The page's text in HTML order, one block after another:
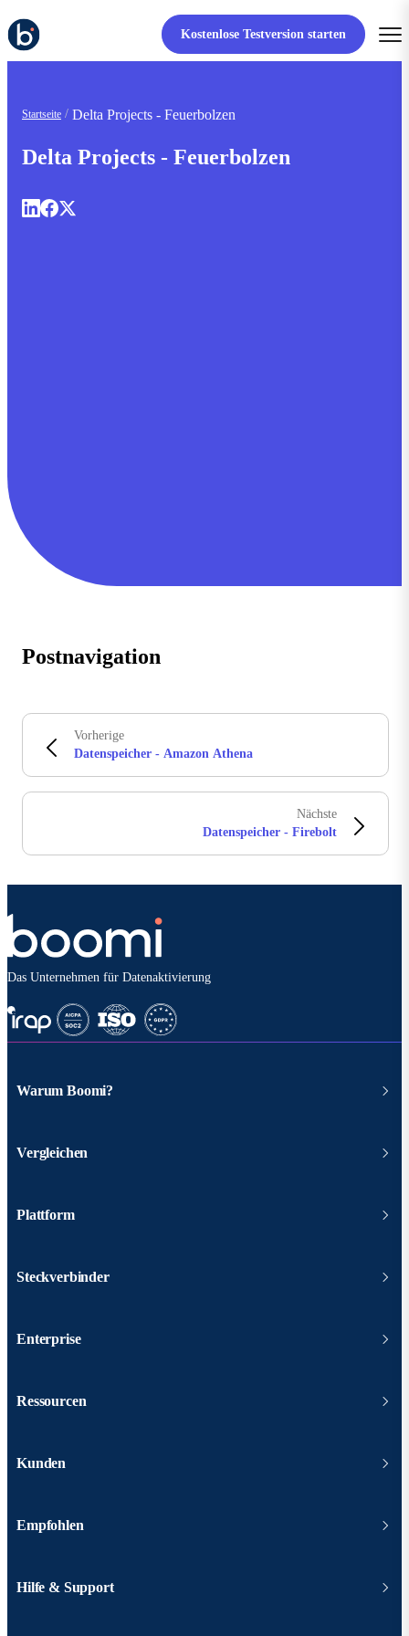
Kostenlose Testversion starten
Startseite Delta Projects - Feuerbolzen
Delta Projects - Feuerbolzen
Postnavigation
Vorherige
Datenspeicher - Amazon Athena
Nächste
Datenspeicher - Firebolt
Das Unternehmen für Datenaktivierung
Warum Boomi?
Vergleichen
Plattform
Steckverbinder
Enterprise
Ressourcen
Kunden
Empfohlen
Hilfe & Support